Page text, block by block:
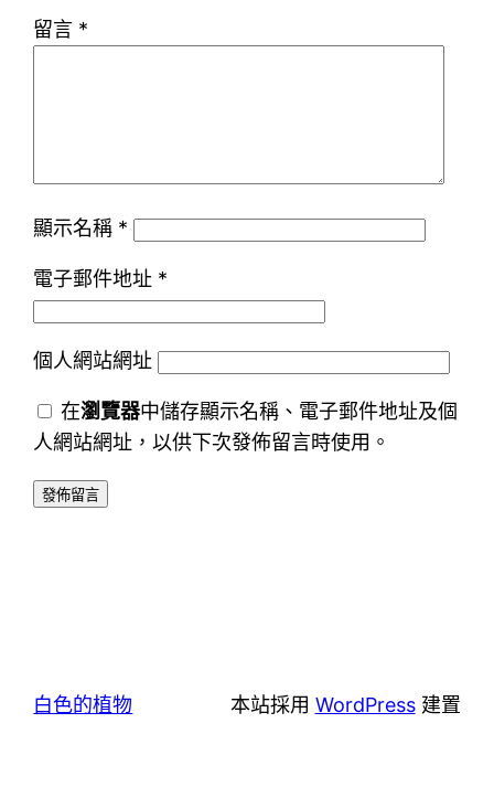
留言 *
顯示名稱 *
電子郵件地址 *
個人網站網址
在瀏覽器中儲存顯示名稱、電子郵件地址及個
人網站網址，以供下次發佈留言時使用。
白色的植物 本站採用 WordPress建置